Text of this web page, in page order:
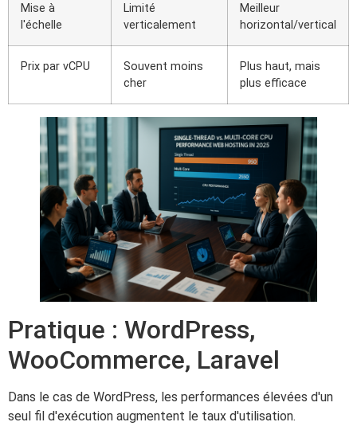
Mise à
l'échelle
Limité
verticalement
Meilleur
horizontal/vertical
Prix par vCPU
Souvent moins
cher
Plus haut, mais
plus efficace
Pratique : WordPress,
WooCommerce, Laravel
Dans le cas de WordPress, les performances élevées d'un
seul fil d'exécution augmentent le taux d'utilisation.